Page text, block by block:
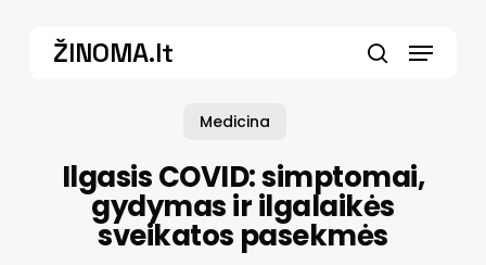
ŽINOMA.lt Menu
Medicina
Ilgasis COVID: simptomai,
gydymas ir ilgalaikės
sveikatos pasekmės